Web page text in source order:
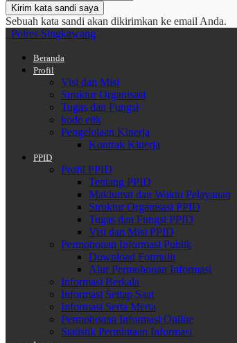
Sebuah kata sandi akan dikirimkan ke email Anda.
Polres Singkawang
Beranda
Profil
Visi dan Misi
Struktur Organisasi
Tugas dan Fungsi
kode etik
Pengelolaan Kinerja
Kontrak Kinerja
PPID
Profil PPID
Tentang PPID
Maklumat dan Waktu Pelayanan
Struktur Organisasi PPID
Tugas dan Fungsi PPID
Visi dan Misi PPID
Permohonan Informasi Publik
Download Formulir
Alur Permohonan Informasi
Informasi Berkala
Informasi Setiap Saat
Informasi Serta Merta
Permohonan Informasi Online
Statistik Permintaan Informasi